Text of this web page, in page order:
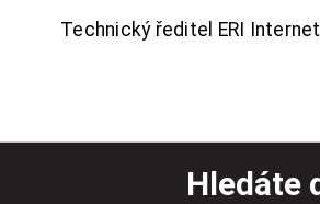
Technický ředitel ERI
Hledáte